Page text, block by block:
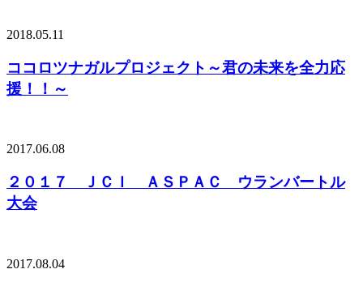
2018.05.11
ココロツナガルプロジェクト～君の未来を全力応
援！！～
2017.06.08
２０１７ ＪＣＩ ＡＳＰＡＣ ウランバートル
大会
2017.08.04